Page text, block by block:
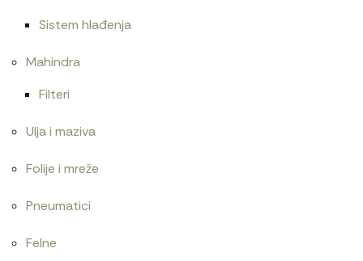
Sistem hlađenja
Mahindra
Filteri
Ulja i maziva
Folije i mreže
Pneumatici
Felne